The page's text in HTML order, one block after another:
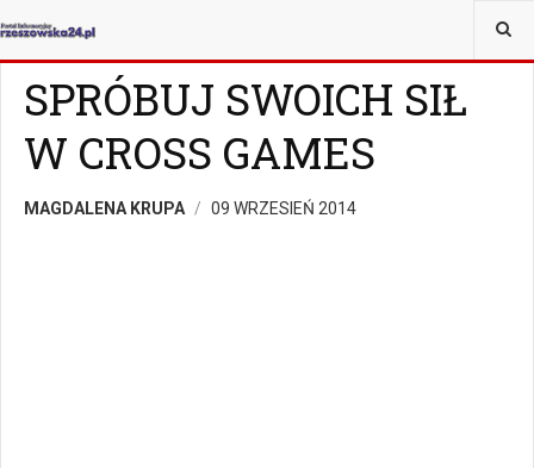
JESTEŚ TUTAJ:
SPRÓBUJ SWOICH SIŁ
W CROSS GAMES
MAGDALENA KRUPA 09 WRZESIEŃ 2014